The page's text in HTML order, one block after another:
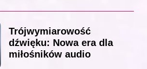
Trójwymiarowość
dźwięku: Nowa era dla
miłośników audio